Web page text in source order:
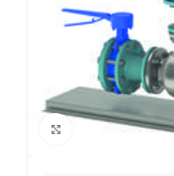
Click to enlarge